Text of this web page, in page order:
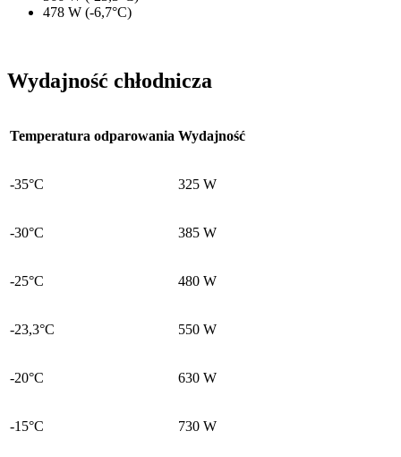
478 W (-6,7°C)
Wydajność chłodnicza
Temperatura odparowania Wydajność
-35°C 325 W
-30°C 385 W
-25°C 480 W
-23,3°C 550 W
-20°C 630 W
-15°C 730 W